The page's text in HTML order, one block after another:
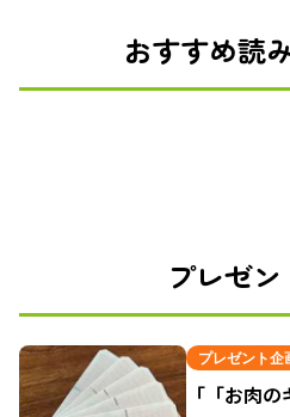
おすすめ読
プレゼ
プレゼント企
「「お肉